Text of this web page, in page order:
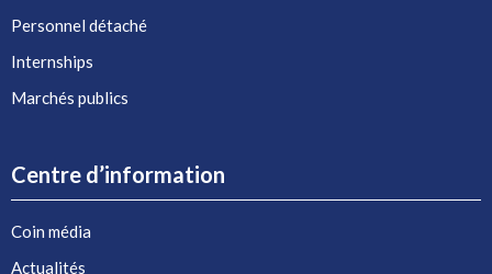
Personnel détaché
Internships
Marchés publics
Centre d’information
Coin média
Actualités